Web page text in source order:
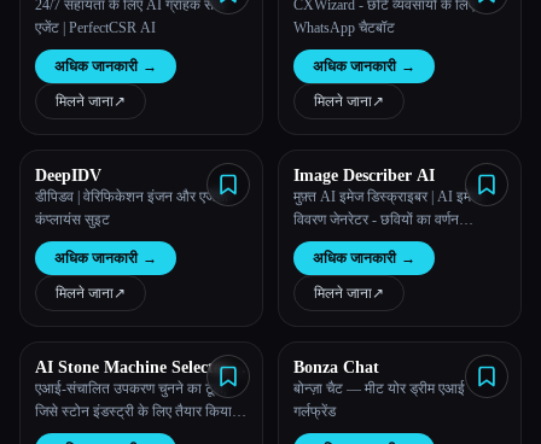
24/7 सहायता के लिए AI ग्राहक सेवा
एजेंट | PerfectCSR AI
अधिक जानकारी →
मिलने जाना↗︎
CXWizard - छोटे व्यवसायों के लिए
WhatsApp चैटबॉट
अधिक जानकारी →
मिलने जाना↗︎
DeepIDV
डीपिडव | वेरिफिकेशन इंजन और एजेंसी
कंप्लायंस सुइट
अधिक जानकारी →
मिलने जाना↗︎
Image Describer AI
मुफ़्त AI इमेज डिस्क्राइबर | AI इमेज
विवरण जेनरेटर - छवियों का वर्णन
ऑनलाइन करें
अधिक जानकारी →
मिलने जाना↗︎
AI Stone Machine Selector -
DINOSAW
एआई-संचालित उपकरण चुनने का टूल,
जिसे स्टोन इंडस्ट्री के लिए तैयार किया
गया है।
Bonza Chat
बोन्ज़ा चैट — मीट योर ड्रीम एआई
गर्लफ्रेंड